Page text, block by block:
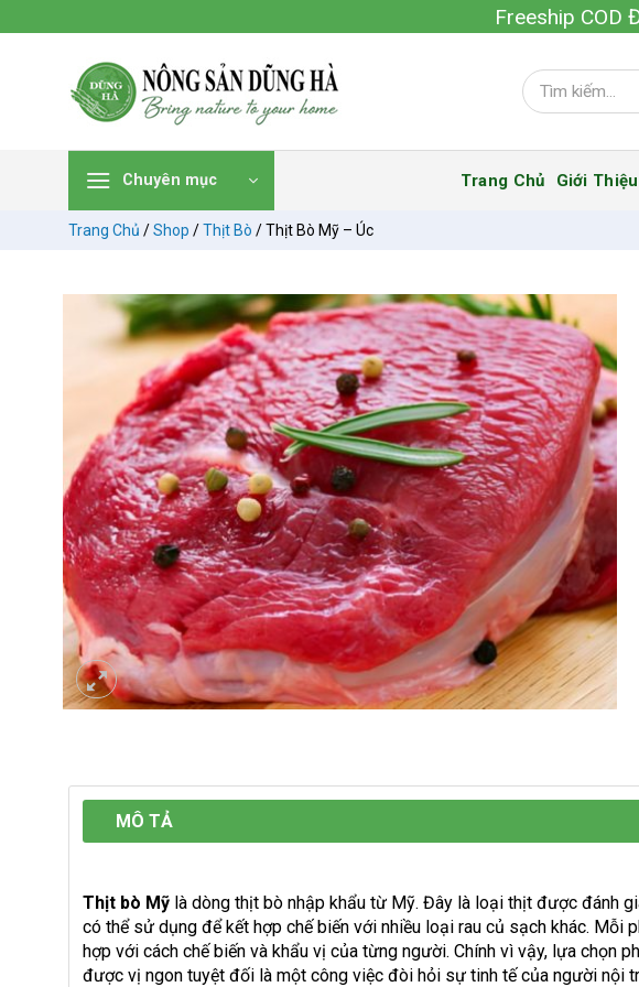
đến
Freeship COD
Chuyên mục Trang Chủ Giới Thiệu
Trang Chủ /Shop /Thịt Bò /Thịt Bò Mỹ – Úc
MÔ TẢ
Thịt bò Mỹ là dòng thịt bò nhập khẩu từ Mỹ. Đây là loại thịt được đánh
có thể sử dụng để kết hợp chế biến với nhiều loại rau củ sạch khác. Mỗi
hợp với cách chế biến và khẩu vị của từng người. Chính vì vậy, lựa chọn
được vị ngon tuyệt đối là một công việc đòi hỏi sự tinh tế của người nội